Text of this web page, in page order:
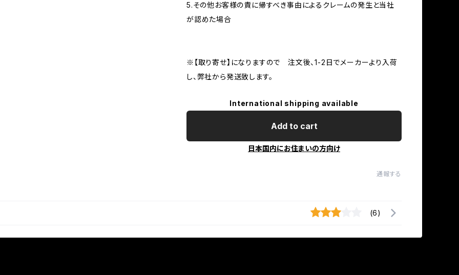
5.その他お客様の責に帰すべき事由によるクレームの発生と当社
が認めた場合
※【取り寄せ】になりますので 注文後、1-2日でメーカーより入荷
し、弊社から発送致します。
International shipping available
Add to cart
日本国内にお住まいの方向け
通報する
(6)